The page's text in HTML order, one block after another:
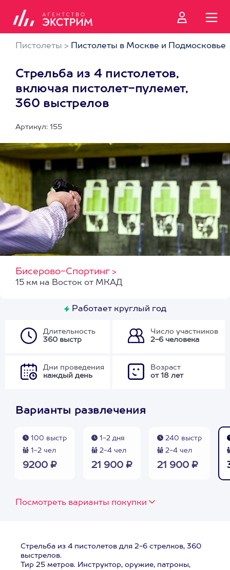
Пистолеты > Пистолеты в Москве и Подмосковье
Стрельба из 4 пистолетов,
включая пистолет-пулемет,
360 выстрелов
Артикул: 155
Бисерово-Спортинг >
15 км на Восток от МКАД
Работает круглый год
Длительность
360 выстр
Число участников
2-6 человека
Дни проведения
каждый день
Возраст
от 18 лет
Варианты развлечения
100 выстр
1-2 чел
9200 ₽
1-2 дня
2-4 чел
21 900 ₽
240 выстр
2-4 чел
21 900 ₽
Посмотреть варианты покупки
Стрельба из 4 пистолетов для 2-6 стрелков, 360
выстрелов.
Тир 25 метров. Инструктор, оружие, патроны,